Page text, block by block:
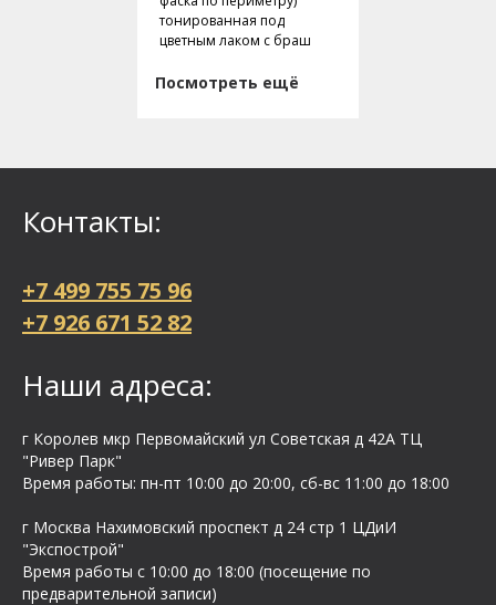
тонированная под
цветным лаком с браш
Посмотреть ещё
Контакты:
+7 499 755 75 96
+7 926 671 52 82
Наши адреса:
г Королев мкр Первомайский ул Cоветская д 42А ТЦ
"Ривер Парк"
Время работы: пн-пт 10:00 до 20:00, сб-вс 11:00 до 18:00
г Москва Нахимовский проспект д 24 стр 1 ЦДиИ
"Экспострой"
Время работы с 10:00 до 18:00 (посещение по
предварительной записи)